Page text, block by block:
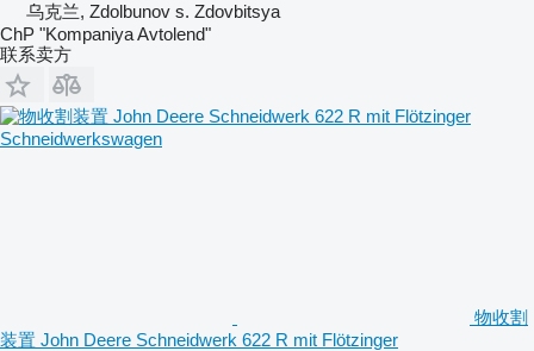
乌克兰, Zdolbunov s. Zdovbitsya
ChP "Kompaniya Avtolend"
联系卖方
物收割
装置 John Deere Schneidwerk 622 R mit Flötzinger